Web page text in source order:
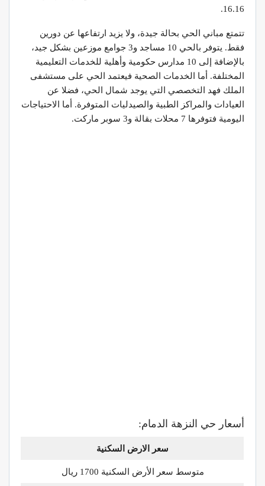
16.16.
تتمتع مباني الحي بحالة جيدة، ولا يزيد ارتفاعها عن دورين
فقط. يتوفر بالحي 10 مساجد و3 جوامع موزعين بشكل جيد،
بالإضافة إلى 10 مدارس حكومية وأهلية للخدمات التعليمية
المختلفة. أما الخدمات الصحية فيعتمد الحي على مستشفى
الملك فهد التخصصي التي يوجد شمال الحي، فضلا عن
العيادات والمراكز الطبية والصيدليات المتوفرة. أما الاحتياجات
اليومية فتوفرها 7 محلات بقالة و3 سوبر ماركت.
أسعار حي النزهة الدمام:
سعر الارض السكنية
متوسط سعر الأرض السكنية 1700 ريال